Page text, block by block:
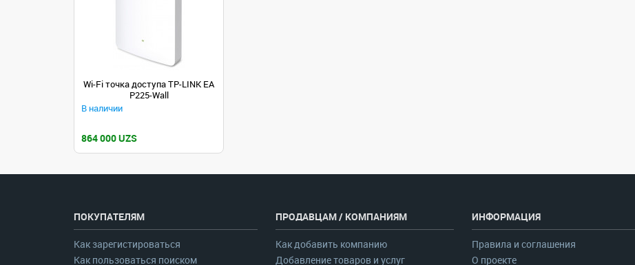
Wi-Fi точка доступа TP-LINK EA
P225-Wall
В наличии
864 000 UZS
ПОКУПАТЕЛЯМ
Как зарегистироваться
Как пользоваться поиском
ПРОДАВЦАМ / КОМПАНИЯМ
Как добавить компанию
Добавление товаров и услуг
ИНФОРМАЦИЯ
Правила и соглашения
О проекте